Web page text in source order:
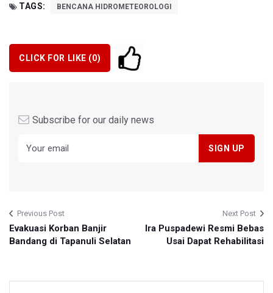
TAGS: BENCANA HIDROMETEOROLOGI
CLICK FOR LIKE (0)
Subscribe for our daily news
Previous Post
Evakuasi Korban Banjir
Bandang di Tapanuli Selatan
Next Post
Ira Puspadewi Resmi Bebas
Usai Dapat Rehabilitasi